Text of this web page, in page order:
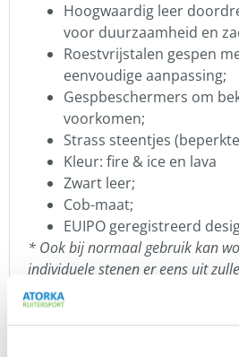
Hoogwaardig leer
voor duurzaamheid en
Roestvrijstalen gespen
eenvoudige aanpassing;
Gespbeschermers om
voorkomen;
Strass steentjes
Kleur: fire & ice en lava
Zwart leer;
Cob-maat;
EUIPO geregistreerd
* Ook bij normaal gebruik kan
individuele stenen er eens uit
paarden vaak met hun hoofd
voorwerpen (bijv. stalmuur,